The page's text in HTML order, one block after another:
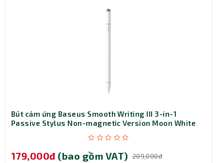
Bút cảm ứng Baseus Smooth Writing III 3-in-1
Passive Stylus Non-magnetic Version Moon White
179,000đ (bao gồm VAT) 209,000đ